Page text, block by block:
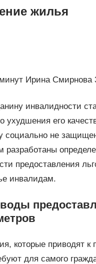
жилья
Ирина Смирнова
инвалидности
ухудшения его
социально не
разработаны
предоставления
инвалидам.
которые приводят к
для самого